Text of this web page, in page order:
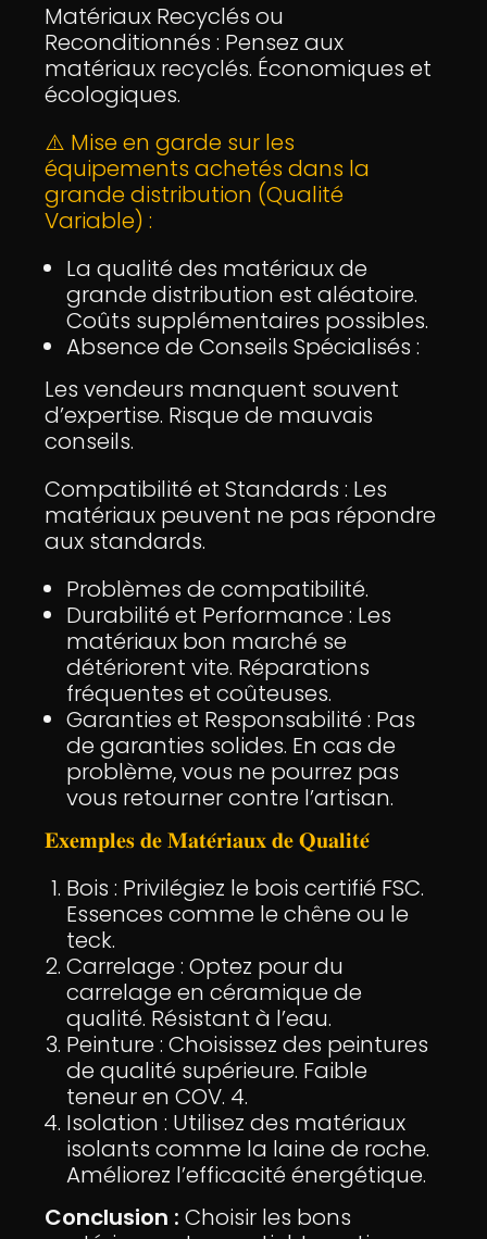
Matériaux Recyclés ou
Reconditionnés : Pensez aux
matériaux recyclés. Économiques et
écologiques.
⚠️ Mise en garde sur les
équipements achetés dans la
grande distribution (Qualité
Variable) :
La qualité des matériaux de
grande distribution est aléatoire.
Coûts supplémentaires possibles.
Absence de Conseils Spécialisés :
Les vendeurs manquent souvent
d’expertise. Risque de mauvais
conseils.
Compatibilité et Standards : Les
matériaux peuvent ne pas répondre
aux standards.
Problèmes de compatibilité.
Durabilité et Performance : Les
matériaux bon marché se
détériorent vite. Réparations
fréquentes et coûteuses.
Garanties et Responsabilité : Pas
de garanties solides. En cas de
problème, vous ne pourrez pas
vous retourner contre l’artisan.
𝐄𝐱𝐞𝐦𝐩𝐥𝐞𝐬 𝐝𝐞 𝐌𝐚𝐭𝐞́𝐫𝐢𝐚𝐮𝐱 𝐝𝐞 𝐐𝐮𝐚𝐥𝐢𝐭𝐞́
Bois : Privilégiez le bois certifié FSC.
Essences comme le chêne ou le
teck.
Carrelage : Optez pour du
carrelage en céramique de
qualité. Résistant à l’eau.
Peinture : Choisissez des peintures
de qualité supérieure. Faible
teneur en COV. 4.
Isolation : Utilisez des matériaux
isolants comme la laine de roche.
Améliorez l’efficacité énergétique.
Conclusion : Choisir les bons